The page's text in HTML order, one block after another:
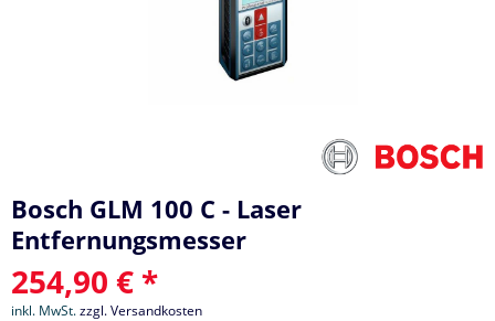
Bosch GLM 100 C - Laser
Entfernungsmesser
254,90 € *
inkl. MwSt.zzgl. Versandkosten